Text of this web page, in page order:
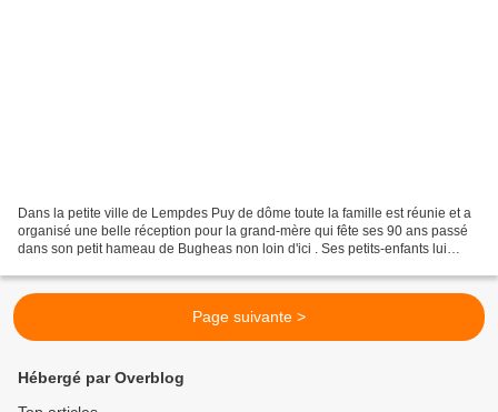
Dans la petite ville de Lempdes Puy de dôme toute la famille est réunie et a
organisé une belle réception pour la grand-mère qui fête ses 90 ans passé
dans son petit hameau de Bugheas non loin d'ici . Ses petits-enfants lui
Page suivante >
Hébergé par Overblog